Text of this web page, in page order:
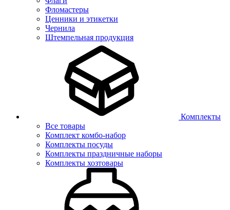
Фломастеры
Ценники и этикетки
Чернила
Штемпельная продукция
Комплекты
Все товары
Комплект комбо-набор
Комплекты посуды
Комплекты праздничные наборы
Комплекты хозтовары